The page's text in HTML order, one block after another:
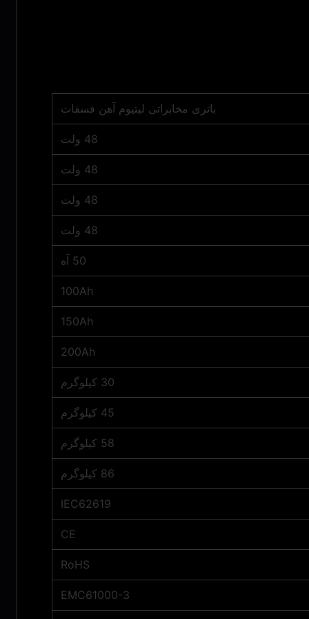
باتری مخابراتی لیتیوم آهن فسفات
48 ولت
48 ولت
48 ولت
48 ولت
50 آه
100Ah
150Ah
200Ah
30 کیلوگرم
45 کیلوگرم
58 کیلوگرم
86 کیلوگرم
IEC62619
CE
RoHS
EMC61000-3